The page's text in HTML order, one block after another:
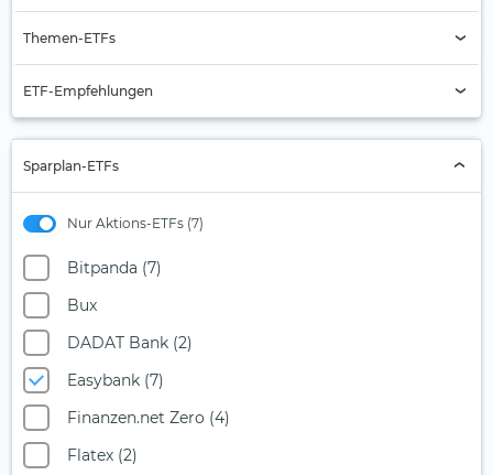
Indexauswahl
Themen-ETFs
Automobilbranche
Batterie
Biotech
Bitcoin
Blockchain
Blue Economy
Burggraben
Chemie
Christliche Prinzipien
ETF-Empfehlungen
Aktien Asien-Pazifik (ex Japan)
Aktien Industrieländer
Anleihen Global
MSCI Europe
S&P 500
Sparplan-ETFs
Nur Aktions-ETFs (7)
Bitpanda (7)
Bux
DADAT Bank (2)
Easybank (7)
Finanzen.net Zero (4)
Flatex (2)